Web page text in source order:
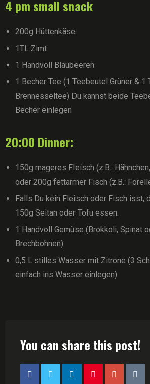
4 pm small snack
200g Hüttenkäse
1TL Zimt
1 Handvoll Blaubeeren
1 Becher Tee (1 Teebeutel Grüner & 1
Brennesseltee) Du kannst beide
Becher einlegen
20:00 Dinner:
150g mageres Fleisch (z.B.:
oder 200g fettarmer Fisch (z.B.:
Falls Du kein Fleisch oder Fisch isst,
150g Seitan oder Tofu essen.
1 Handvoll Gemüse (Brokkoli, Spinat
Brechbohnen)
0,5 L stilles Wasser mit Zitrone (3
einfach ins Wasser einlegen)
You can share this post!